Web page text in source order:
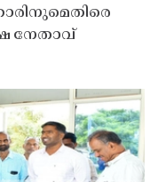
നേതാവ്